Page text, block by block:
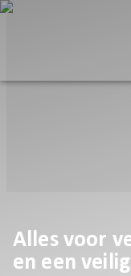
Alles voor
en een